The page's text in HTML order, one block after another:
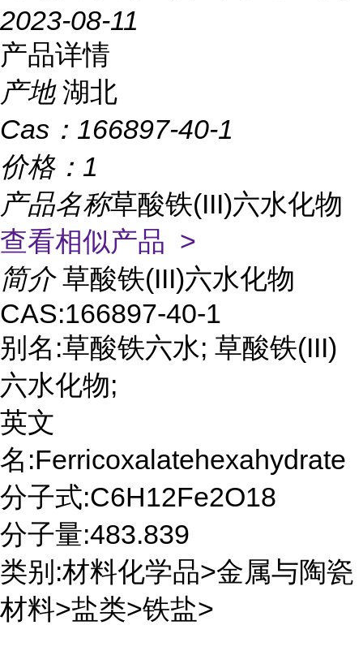
2023-08-11
产品详情
产地 湖北
Cas： 166897-40-1
价格： 1
产品名称草酸铁(III)六水化物
查看相似产品 >
简介 草酸铁(III)六水化物
CAS:166897-40-1
别名:草酸铁六水; 草酸铁(III)
六水化物;
英文
名:Ferricoxalatehexahydrate
分子式:C6H12Fe2O18
分子量:483.839
类别:材料化学品>金属与陶瓷
材料>盐类>铁盐>